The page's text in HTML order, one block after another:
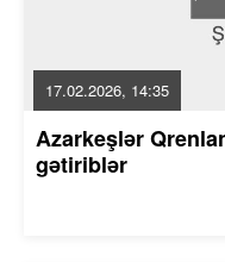
17.02.2026, 14:35
Azarkeşlər
gətiriblər